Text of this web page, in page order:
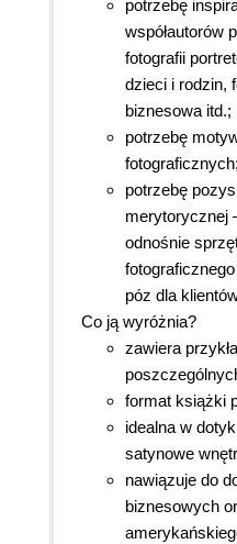
potrzebę
współautorów
fotografii
dzieci i rodzin,
biznesowa itd.;
potrzebę
fotograficznych;
potrzebę
merytorycznej
odnośnie
póz dla
Co ją wyróżnia?
zawiera
format książki
idealna w
satynowe
nawiązuje do
biznesowych